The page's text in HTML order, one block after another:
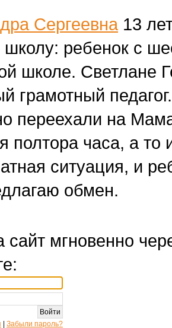
Сергеевна 13
ребенок с
школе. Светлане
грамотный
переехали на
полтора часа, а
ситуация, и
обмен.
сайт мгновенно
Забыли пароль?